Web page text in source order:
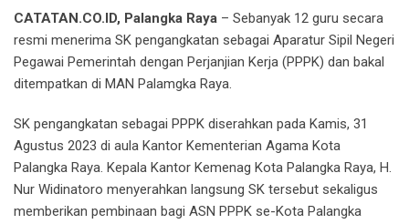
CATATAN.CO.ID, Palangka Raya – Sebanyak 12 guru secara
resmi menerima SK pengangkatan sebagai Aparatur Sipil Negeri
Pegawai Pemerintah dengan Perjanjian Kerja (PPPK) dan bakal
ditempatkan di MAN Palamgka Raya.
SK pengangkatan sebagai PPPK diserahkan pada Kamis, 31
Agustus 2023 di aula Kantor Kementerian Agama Kota
Palangka Raya. Kepala Kantor Kemenag Kota Palangka Raya, H.
Nur Widinatoro menyerahkan langsung SK tersebut sekaligus
memberikan pembinaan bagi ASN PPPK se-Kota Palangka